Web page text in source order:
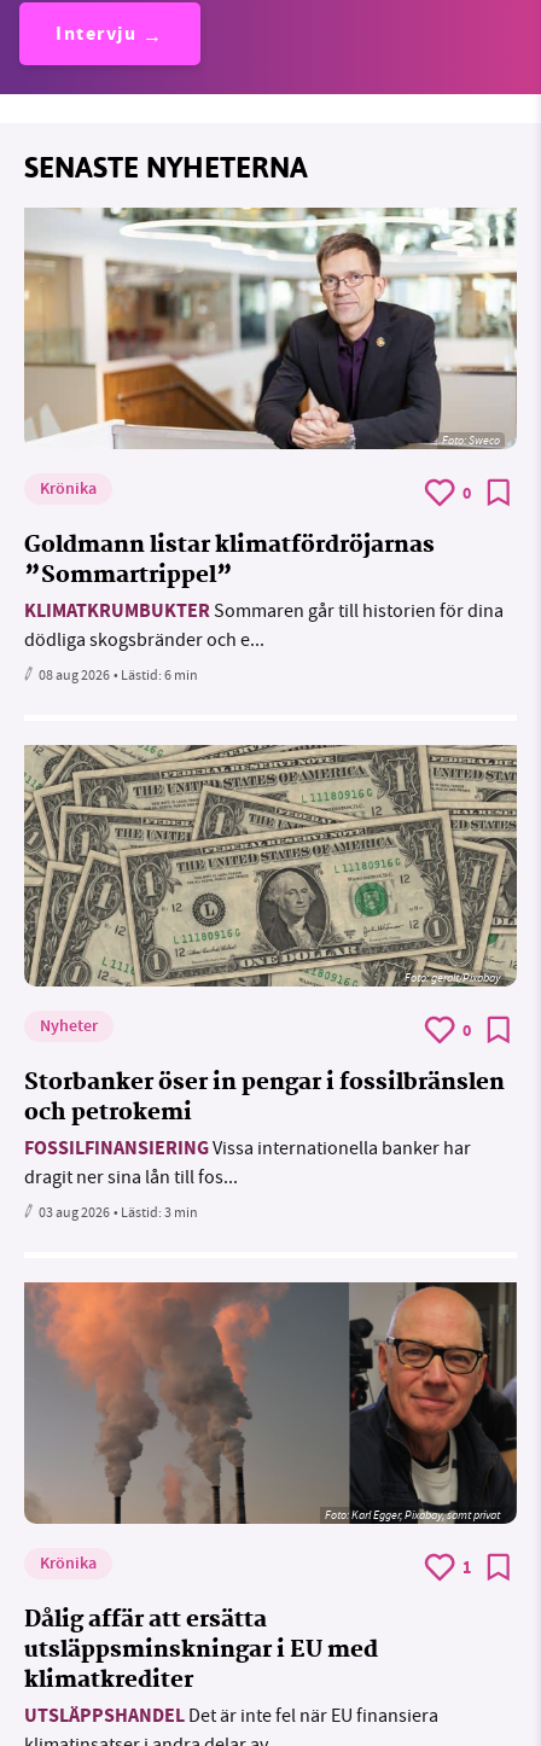
Intervju
SENASTE NYHETERNA
Foto: Sweco
Krönika 0
Goldmann listar klimatfördröjarnas
”Sommartrippel”
KLIMATKRUMBUKTERSommaren går till historien för dina
dödliga skogsbränder och e...
08 aug 2026• Lästid:6 min
Foto:geralt/Pixabay
Nyheter 0
Storbanker öser in pengar i fossilbränslen
och petrokemi
FOSSILFINANSIERINGVissa internationella banker har
dragit ner sina lån till fos...
03 aug 2026• Lästid:3 min
Foto:Karl Egger, Pixabay, samt privat
Krönika 1
Dålig affär att ersätta
utsläppsminskningar i EU med
klimatkrediter
UTSLÄPPSHANDEL Det är inte fel när EU finansiera